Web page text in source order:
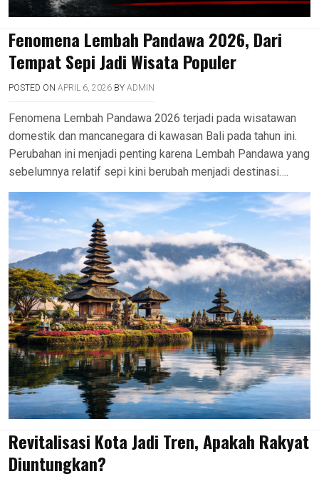
Fenomena Lembah Pandawa 2026, Dari
Tempat Sepi Jadi Wisata Populer
POSTED ON APRIL 6, 2026 BY ADMIN
Fenomena Lembah Pandawa 2026 terjadi pada wisatawan
domestik dan mancanegara di kawasan Bali pada tahun ini.
Perubahan ini menjadi penting karena Lembah Pandawa yang
sebelumnya relatif sepi kini berubah menjadi destinasi….
Revitalisasi Kota Jadi Tren, Apakah Rakyat
Diuntungkan?